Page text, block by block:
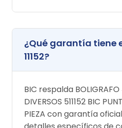
¿Qué garantía tiene
11152?
BIC respalda BOLIGRAFO
DIVERSOS 511152 BIC
PIEZA con garantía